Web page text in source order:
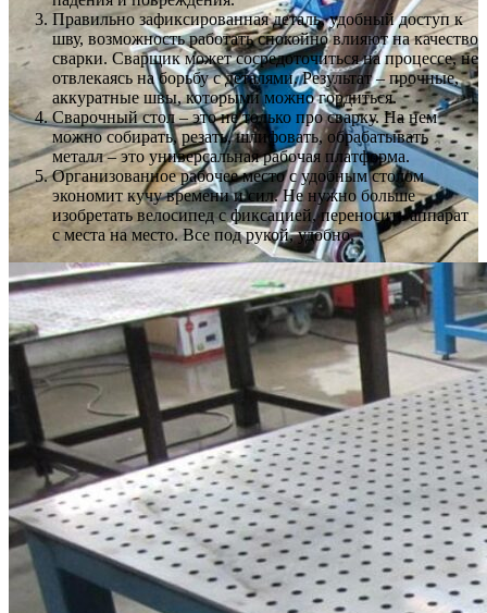
Правильно зафиксированная деталь, удобный доступ к
шву, возможность работать спокойно влияют на качество
сварки. Сварщик может сосредоточиться на процессе, не
отвлекаясь на борьбу с деталями. Результат – прочные,
аккуратные швы, которыми можно гордиться.
Сварочный стол – это не только про сварку. На нем
можно собирать, резать, шлифовать, обрабатывать
металл – это универсальная рабочая платформа.
Организованное рабочее место с удобным столом
экономит кучу времени и сил. Не нужно больше
изобретать велосипед с фиксацией, переносить аппарат
с места на место. Все под рукой, удобно.